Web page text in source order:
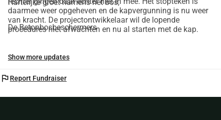
daarmee weer opgeheven en de kapvergunning is nu weer
van kracht. De projectontwikkelaar wil de lopende
procedures niet afwachten en nu al starten met de kap.
Hartelijke groet namens het bos,
De Betonbosbeschermers
Show more updates
flag Report Fundraiser